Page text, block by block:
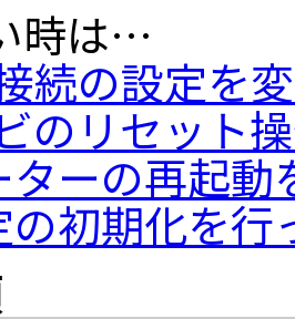
時は…
続の設定を
のリセット
ーの再起動
初期化を行